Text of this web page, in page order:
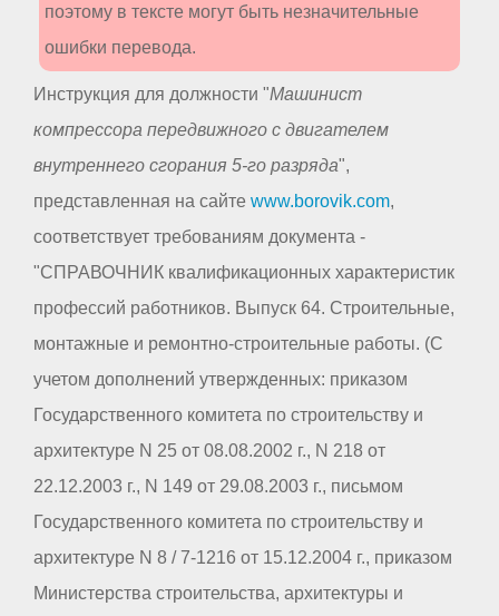
поэтому в тексте могут быть незначительные
ошибки перевода.
Инструкция для должности "Машинист
компрессора передвижного с двигателем
внутреннего сгорания 5-го разряда",
представленная на сайте www.borovik.com,
соответствует требованиям документа -
"СПРАВОЧНИК квалификационных характеристик
профессий работников. Выпуск 64. Строительные,
монтажные и ремонтно-строительные работы. (С
учетом дополнений утвержденных: приказом
Государственного комитета по строительству и
архитектуре N 25 от 08.08.2002 г., N 218 от
22.12.2003 г., N 149 от 29.08.2003 г., письмом
Государственного комитета по строительству и
архитектуре N 8 / 7-1216 от 15.12.2004 г., приказом
Министерства строительства, архитектуры и